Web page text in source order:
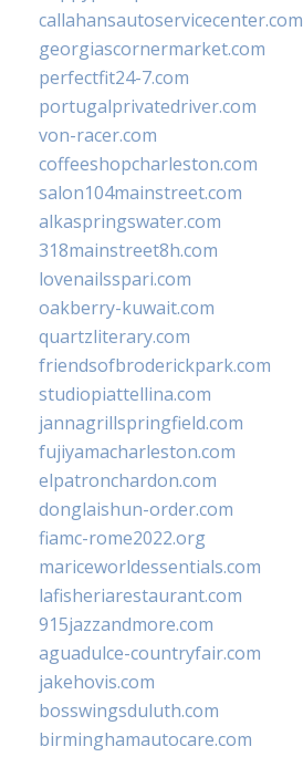
callahansautoservicecenter.com
georgiascornermarket.com
perfectfit24-7.com
portugalprivatedriver.com
von-racer.com
coffeeshopcharleston.com
salon104mainstreet.com
alkaspringswater.com
318mainstreet8h.com
lovenailsspari.com
oakberry-kuwait.com
quartzliterary.com
friendsofbroderickpark.com
studiopiattellina.com
jannagrillspringfield.com
fujiyamacharleston.com
elpatronchardon.com
donglaishun-order.com
fiamc-rome2022.org
mariceworldessentials.com
lafisheriarestaurant.com
915jazzandmore.com
aguadulce-countryfair.com
jakehovis.com
bosswingsduluth.com
birminghamautocare.com